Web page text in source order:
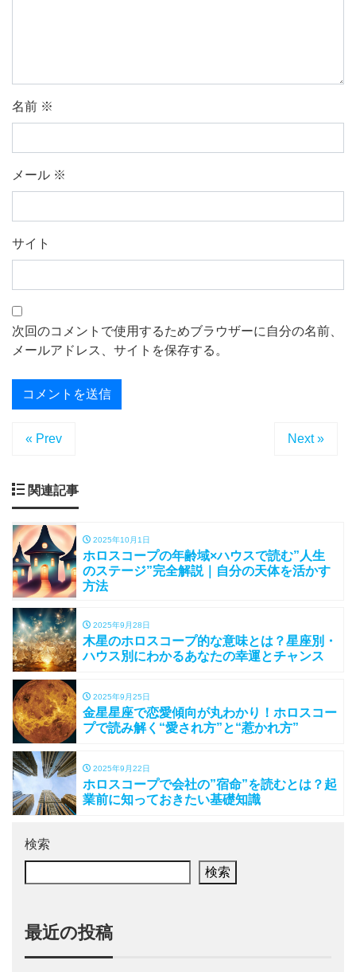
名前 ※
メール ※
サイト
次回のコメントで使用するためブラウザーに自分の名前、
メールアドレス、サイトを保存する。
« Prev Next »
関連記事
2025年10月1日
ホロスコープの年齢域×ハウスで読む”人生
のステージ”完全解説｜自分の天体を活かす
方法
2025年9月28日
木星のホロスコープ的な意味とは？星座別・
ハウス別にわかるあなたの幸運とチャンス
2025年9月25日
金星星座で恋愛傾向が丸わかり！ホロスコー
プで読み解く“愛され方”と“惹かれ方”
2025年9月22日
ホロスコープで会社の”宿命”を読むとは？起
業前に知っておきたい基礎知識
検索
検索
最近の投稿